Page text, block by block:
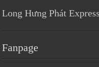
Long Hưng Phát Express
Fanpage